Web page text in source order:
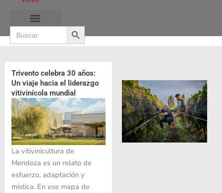
contenido
Search
for:
Search Button
Trivento celebra 30 años:
Un viaje hacia el liderazgo
vitivinícola mundial
La vitivinicultura de
Mendoza es un relato de
esfuerzo, adaptación y
mística. En ese mapa de